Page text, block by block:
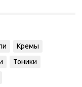
Кремы
Тоники